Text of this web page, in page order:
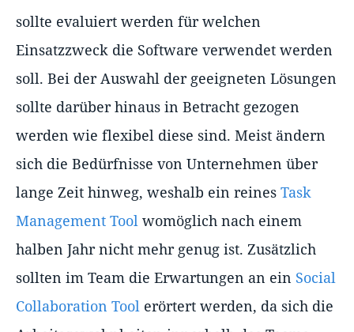
sollte evaluiert werden für welchen
Einsatzzweck die Software verwendet werden
soll. Bei der Auswahl der geeigneten Lösungen
sollte darüber hinaus in Betracht gezogen
werden wie flexibel diese sind. Meist ändern
sich die Bedürfnisse von Unternehmen über
lange Zeit hinweg, weshalb ein reines Task
Management Tool womöglich nach einem
halben Jahr nicht mehr genug ist. Zusätzlich
sollten im Team die Erwartungen an ein Social
Collaboration Tool erörtert werden, da sich die